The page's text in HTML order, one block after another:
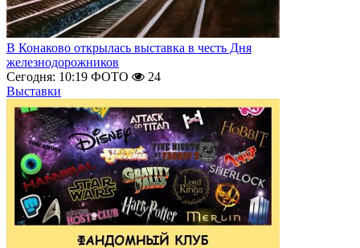
В Конаково открылась выставка в честь Дня
железнодорожников
Сегодня: 10:19 ФОТО
24
Выставки